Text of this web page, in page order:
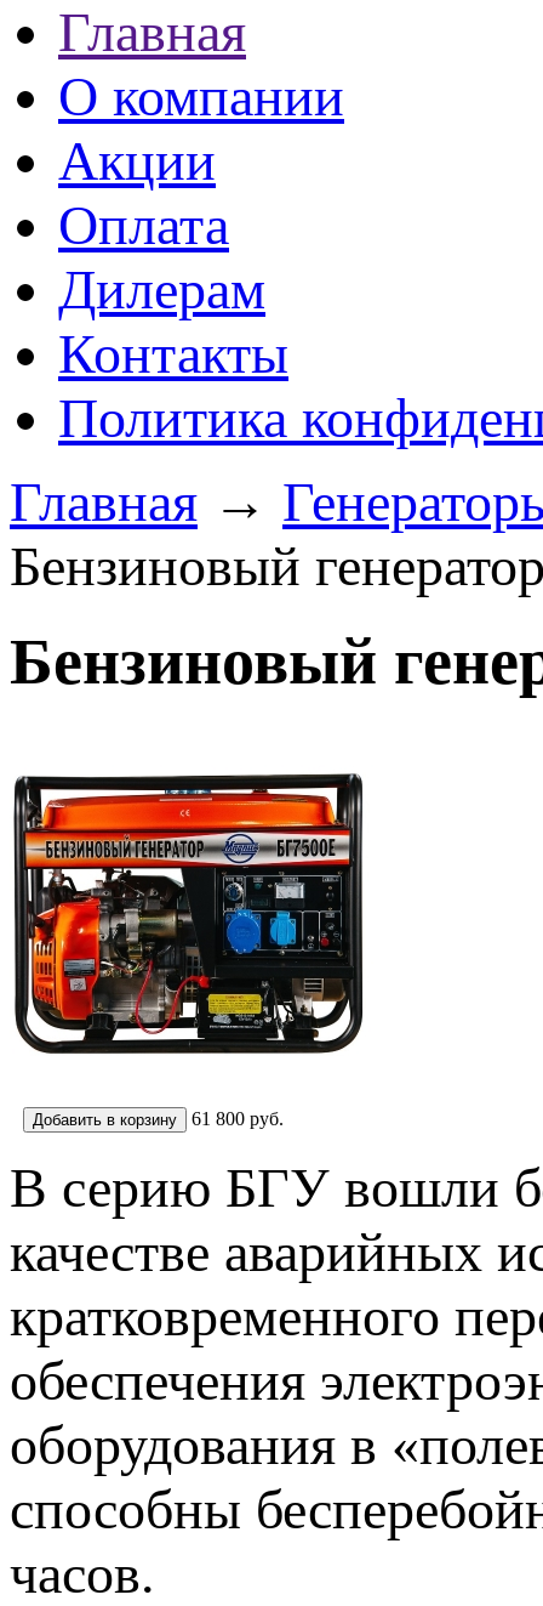
Главная
О компании
Акции
Оплата
Дилерам
Контакты
Политика
Главная →
Бензиновый
Бензиновый
61 800 руб.
В серию БГУ вошли
качестве аварийных
кратковременного
обеспечения
оборудования в
способны
часов.